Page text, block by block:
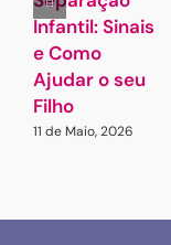
Infantil: Sinais
e Como
Ajudar o seu
Filho
11 de Maio, 2026